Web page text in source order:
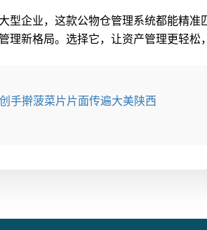
型企业，这款公物仓管理系统都能精
理新格局。选择它，让资产管理更轻松
手擀菠菜片片面传遍大美陕西